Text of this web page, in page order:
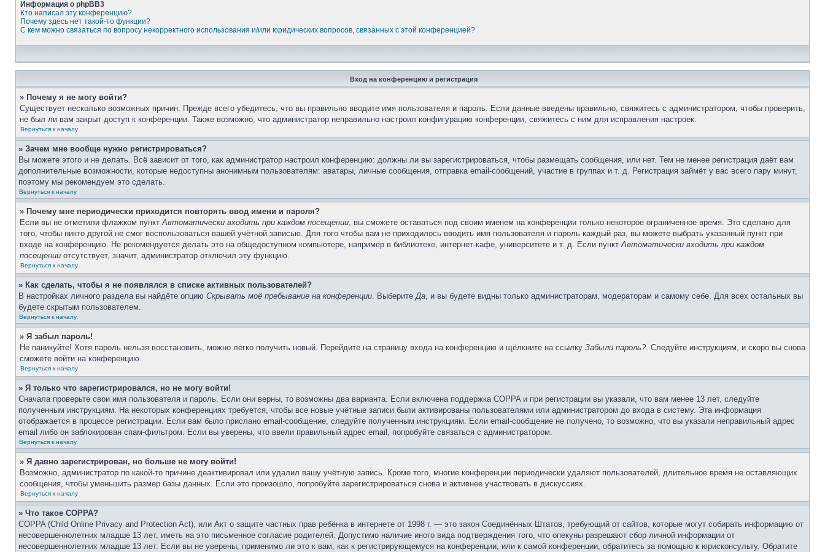
Информация о phpBB3
Кто написал эту конференцию?
Почему здесь нет такой-то функции?
С кем можно связаться по вопросу некорректного использования и/или юридических вопросов, связанных с этой конференцией?
Вход на конференцию и регистрация
» Почему я не могу войти?
Существует несколько возможных причин. Прежде всего убедитесь, что вы правильно вводите имя пользователя и пароль. Если данные введены правильно, свяжитесь с администратором, чтобы проверить,
не был ли вам закрыт доступ к конференции. Также возможно, что администратор неправильно настроил конфигурацию конференции, свяжитесь с ним для исправления настроек.
Вернуться к началу
» Зачем мне вообще нужно регистрироваться?
Вы можете этого и не делать. Всё зависит от того, как администратор настроил конференцию: должны ли вы зарегистрироваться, чтобы размещать сообщения, или нет. Тем не менее регистрация даёт вам
дополнительные возможности, которые недоступны анонимным пользователям: аватары, личные сообщения, отправка email-сообщений, участие в группах и т. д. Регистрация займёт у вас всего пару минут,
поэтому мы рекомендуем это сделать.
Вернуться к началу
» Почему мне периодически приходится повторять ввод имени и пароля?
Если вы не отметили флажком пунктАвтоматически входить при каждом посещении, вы сможете оставаться под своим именем на конференции только некоторое ограниченное время. Это сделано для
того, чтобы никто другой не смог воспользоваться вашей учётной записью. Для того чтобы вам не приходилось вводить имя пользователя и пароль каждый раз, вы можете выбрать указанный пункт при
входе на конференцию. Не рекомендуется делать это на общедоступном компьютере, например в библиотеке, интернет-кафе, университете и т. д. Если пунктАвтоматически входить при каждом
посещении отсутствует, значит, администратор отключил эту функцию.
Вернуться к началу
» Как сделать, чтобы я не появлялся в списке активных пользователей?
В настройках личного раздела вы найдёте опцию Скрывать моё пребывание на конференции. ВыберитеДа, и вы будете видны только администраторам, модераторам и самому себе. Для всех остальных вы
будете скрытым пользователем.
Вернуться к началу
» Я забыл пароль!
Не паникуйте! Хотя пароль нельзя восстановить, можно легко получить новый. Перейдите на страницу входа на конференцию и щёлкните на ссылку Забыли пароль?. Следуйте инструкциям, и скоро вы снова
сможете войти на конференцию.
Вернуться к началу
» Я только что зарегистрировался, но не могу войти!
Сначала проверьте свои имя пользователя и пароль. Если они верны, то возможны два варианта. Если включена поддержка COPPA и при регистрации вы указали, что вам менее 13 лет, следуйте
полученным инструкциям. На некоторых конференциях требуется, чтобы все новые учётные записи были активированы пользователями или администратором до входа в систему. Эта информация
отображается в процессе регистрации. Если вам было прислано email-сообщение, следуйте полученным инструкциям. Если email-сообщение не получено, то возможно, что вы указали неправильный адрес
email либо он заблокирован спам-фильтром. Если вы уверены, что ввели правильный адрес email, попробуйте связаться с администратором.
Вернуться к началу
» Я давно зарегистрирован, но больше не могу войти!
Возможно, администратор по какой-то причине деактивировал или удалил вашу учётную запись. Кроме того, многие конференции периодически удаляют пользователей, длительное время не оставляющих
сообщения, чтобы уменьшить размер базы данных. Если это произошло, попробуйте зарегистрироваться снова и активнее участвовать в дискуссиях.
Вернуться к началу
» Что такое COPPA?
COPPA (Child Online Privacy and Protection Act), или Акт о защите частных прав ребёнка в интернете от 1998 г. — это закон Соединённых Штатов, требующий от сайтов, которые могут собирать информацию от
несовершеннолетних младше 13 лет, иметь на это письменное согласие родителей. Допустимо наличие иного вида подтверждения того, что опекуны разрешают сбор личной информации от
несовершеннолетних младше 13 лет. Если вы не уверены, применимо ли это к вам, как к регистрирующемуся на конференции, или к самой конференции, обратитесь за помощью к юрисконсульту. Обратите